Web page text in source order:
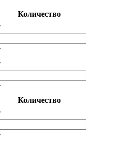
Количество
Количество